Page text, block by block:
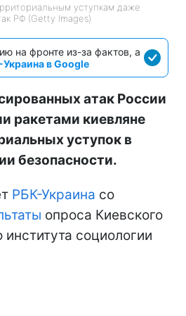
уступкам даже
РФ (Getty Images)
на фронте из-за фактов, а
в Google
атак России
ракетами киевляне
уступок в
безопасности.
РБК-Украина со
опроса Киевского
социологии